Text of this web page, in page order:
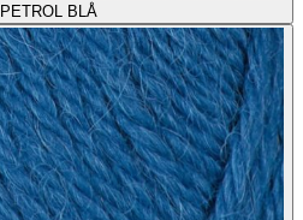
PETROL BLÅ